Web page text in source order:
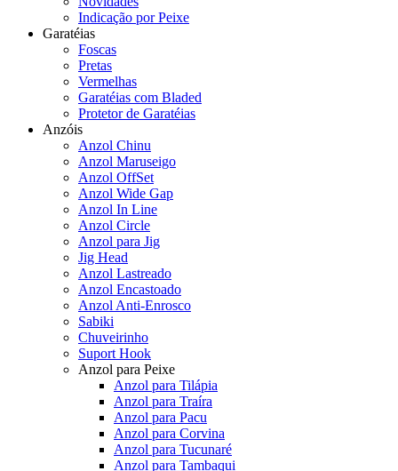
Indicação por Peixe
Garatéias
Foscas
Pretas
Vermelhas
Garatéias com Bladed
Protetor de Garatéias
Anzóis
Anzol Chinu
Anzol Maruseigo
Anzol OffSet
Anzol Wide Gap
Anzol In Line
Anzol Circle
Anzol para Jig
Jig Head
Anzol Lastreado
Anzol Encastoado
Anzol Anti-Enrosco
Sabiki
Chuveirinho
Suport Hook
Anzol para Peixe
Anzol para Tilápia
Anzol para Traíra
Anzol para Pacu
Anzol para Corvina
Anzol para Tucunaré
Anzol para Tambaqui